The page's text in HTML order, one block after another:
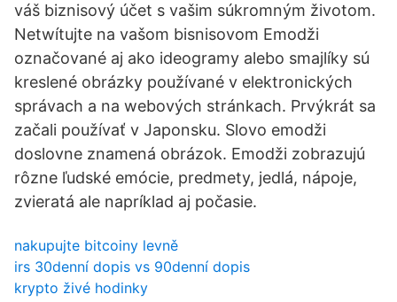
váš biznisový účet s vašim súkromným životom.
Netwítujte na vašom bisnisovom Emodži
označované aj ako ideogramy alebo smajlíky sú
kreslené obrázky používané v elektronických
správach a na webových stránkach. Prvýkrát sa
začali používať v Japonsku. Slovo emodži
doslovne znamená obrázok. Emodži zobrazujú
rôzne ľudské emócie, predmety, jedlá, nápoje,
zvieratá ale napríklad aj počasie.
nakupujte bitcoiny levně
irs 30denní dopis vs 90denní dopis
krypto živé hodinky